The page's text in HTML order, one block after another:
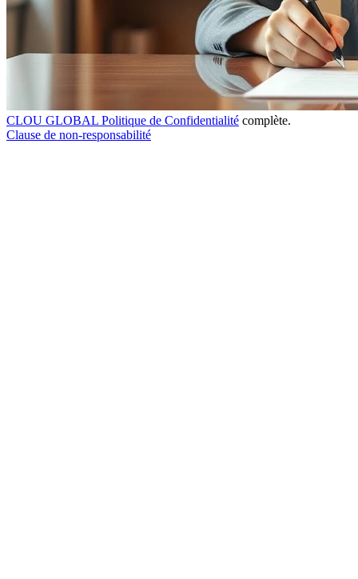
CLOU GLOBAL Politique de Confidentialité complète.
Clause de non-responsabilité